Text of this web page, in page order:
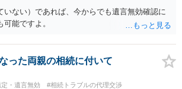
いない）であれば、今からでも遺言無効確認に
能ですよ。
った両親の相続に付いて
・遺言無効
#相続トラブルの代理交渉